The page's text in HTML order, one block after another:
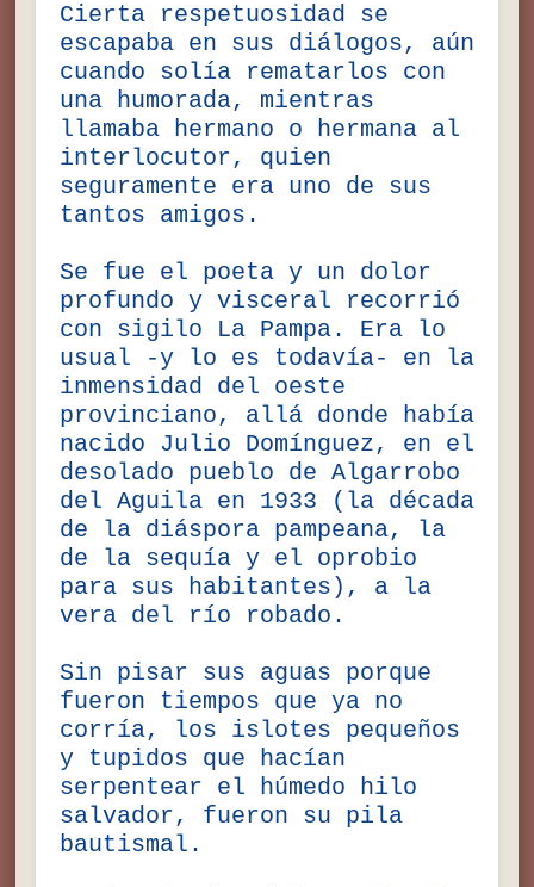
Cierta respetuosidad se
escapaba en sus diálogos, aún
cuando solía rematarlos con
una humorada, mientras
llamaba hermano o hermana al
interlocutor, quien
seguramente era uno de sus
tantos amigos.
Se fue el poeta y un dolor
profundo y visceral recorrió
con sigilo La Pampa. Era lo
usual -y lo es todavía- en la
inmensidad del oeste
provinciano, allá donde había
nacido Julio Domínguez, en el
desolado pueblo de Algarrobo
del Aguila en 1933 (la década
de la diáspora pampeana, la
de la sequía y el oprobio
para sus habitantes), a la
vera del río robado.
Sin pisar sus aguas porque
fueron tiempos que ya no
corría, los islotes pequeños
y tupidos que hacían
serpentear el húmedo hilo
salvador, fueron su pila
bautismal.